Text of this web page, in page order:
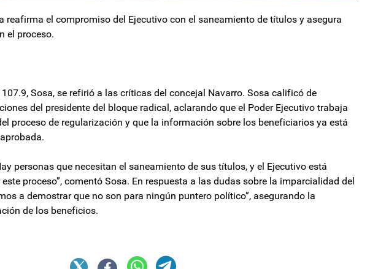
reafirma el compromiso del Ejecutivo con el saneamiento de títulos y asegura
el proceso.
Sosa, se refirió a las críticas del concejal Navarro. Sosa calificó de
del presidente del bloque radical, aclarando que el Poder Ejecutivo trabaja
proceso de regularización y que la información sobre los beneficiarios ya está
personas que necesitan el saneamiento de sus títulos, y el Ejecutivo está
proceso”, comentó Sosa. En respuesta a las dudas sobre la imparcialidad del
a demostrar que no son para ningún puntero político”, asegurando la
de los beneficios.
en el conflicto laboral: Sindicato defienden estabilidad laboral y rechazan los despidos con la
Más motosierra al cine nacional: se subsidiará según el interés del público